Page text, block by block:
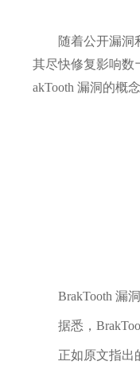
随着公开漏洞
其尽快修复影响数
akTooth 漏洞的概
BrakTooth 漏
据悉，
正如原文指出